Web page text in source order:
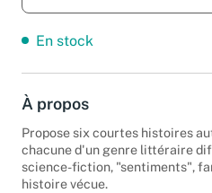
En stock
À propos
Propose six courtes histoires
chacune d'un genre littéraire
science-fiction, "sentiments",
histoire vécue.